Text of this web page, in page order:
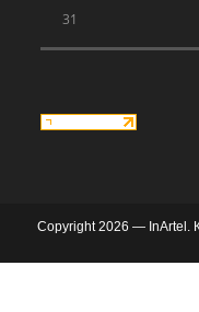
31
Copyright 2026 — InArtel.